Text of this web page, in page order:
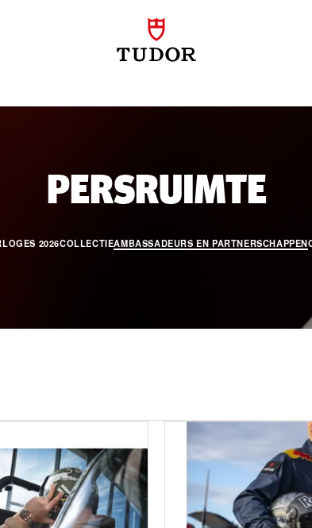
PERSRUIMTE
2026COLLECTIEAMBASSADEURS EN PARTNERSCHAPPEN